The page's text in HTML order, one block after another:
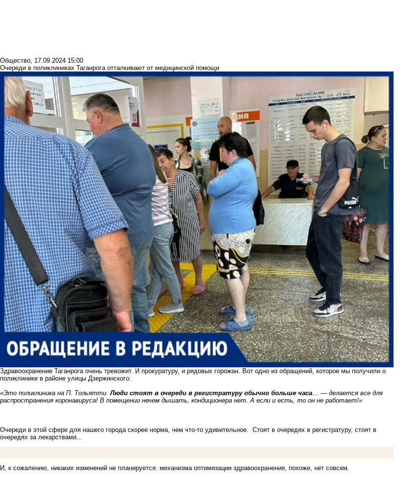
Общество, 17.09.2024 15:00
Очереди в поликлиниках Таганрога отталкивают от медицинской помощи
Здравоохранение Таганрога очень тревожит. И прокуратуру, и рядовых горожан. Вот одно из обращений, которое мы получили о
поликлинике в районе улицы Дзержинского:
«Это поликлиника на П. Тольятти.Люди стоят в очереди в регистратуру обычно больше часа… — делается все для
распространения коронавируса! В помещении нечем дышать, кондиционера нет. А если и есть, то он не работает!»
Очереди в этой сфере для нашего города скорее норма, чем что-то удивительное. Стоят в очередях в регистратуру, стоят в
очередях за лекарствами
И, к сожалению, никаких изменений не планируется: механизма оптимизации здравоохранения, похоже, нет совсем.